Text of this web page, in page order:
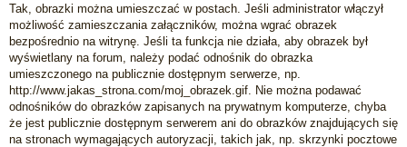
Tak, obrazki można umieszczać w postach. Jeśli administrator włączył
możliwość zamieszczania załączników, można wgrać obrazek
bezpośrednio na witrynę. Jeśli ta funkcja nie działa, aby obrazek był
wyświetlany na forum, należy podać odnośnik do obrazka
umieszczonego na publicznie dostępnym serwerze, np.
http://www.jakas_strona.com/moj_obrazek.gif. Nie można podawać
odnośników do obrazków zapisanych na prywatnym komputerze, chyba
że jest publicznie dostępnym serwerem ani do obrazków znajdujących się
na stronach wymagających autoryzacji, takich jak, np. skrzynki pocztowe